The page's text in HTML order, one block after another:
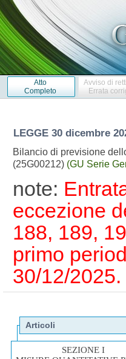
Atto
Completo
Avviso di
Errata
LEGGE 30 dicembre
Bilancio di previsione
(25G00212) (GU Serie
note:
eccezione
188, 189,
primo
30/12/2025.